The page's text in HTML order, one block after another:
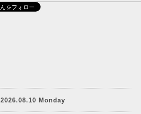
2026.08.10 Monday